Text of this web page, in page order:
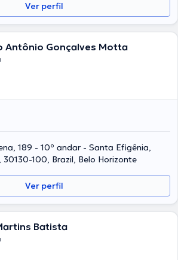
Ver perfil
Antônio Gonçalves Motta
189 - 10º andar - Santa Efigênia,
30130-100, Brazil, Belo Horizonte
Ver perfil
Batista